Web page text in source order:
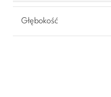
Głębokość